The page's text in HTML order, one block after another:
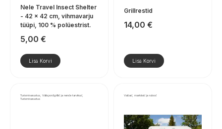
Nele Travel Insect Shelter
- 42 × 42 cm, vihmavarju
tüüpi, 100 % polüestrist.
5,00 €
Lisa Korvi
Grillrestid
14,00 €
Lisa Korvi
Turismivarustus, Välispordigrillid ja nende tarvikud,
Turismivarustus
Vaibad, markiisid ja rulood